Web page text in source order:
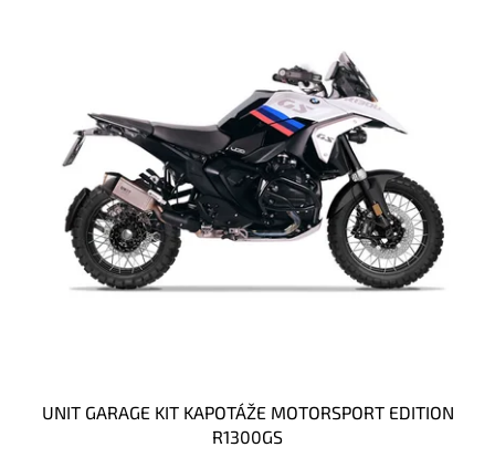
UNIT GARAGE KIT KAPOTÁŽE MOTORSPORT EDITION
R1300GS